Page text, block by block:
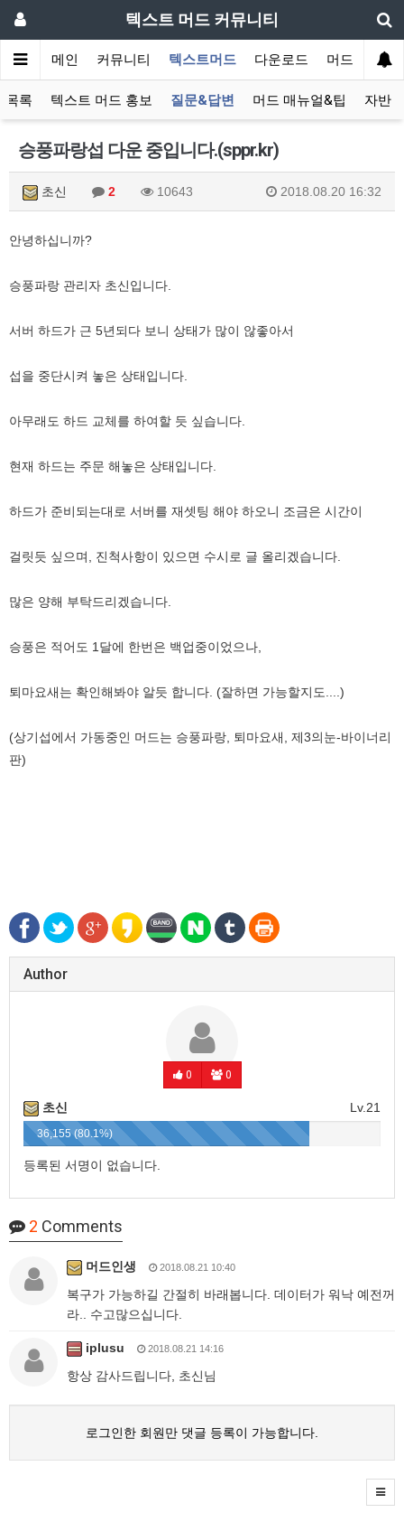
텍스트 머드 커뮤니티
메인 커뮤니티 텍스트머드 다운로드 머드 잡담
목록 텍스트 머드 홍보 질문&답변 머드 매뉴얼&팁 자반
승풍파랑섭 다운 중입니다.(sppr.kr)
초신 2 10643 2018.08.20 16:32
안녕하십니까?
승풍파랑 관리자 초신입니다.
서버 하드가 근 5년되다 보니 상태가 많이 않좋아서
섭을 중단시켜 놓은 상태입니다.
아무래도 하드 교체를 하여할 듯 싶습니다.
현재 하드는 주문 해놓은 상태입니다.
하드가 준비되는대로 서버를 재셋팅 해야 하오니 조금은 시간이
걸릿듯 싶으며, 진척사항이 있으면 수시로 글 올리겠습니다.
많은 양해 부탁드리겠습니다.
승풍은 적어도 1달에 한번은 백업중이었으나,
퇴마요새는 확인해봐야 알듯 합니다. (잘하면 가능할지도....)
(상기섭에서 가동중인 머드는 승풍파랑, 퇴마요새, 제3의눈-바이너리
판)
Author
0 0
Lv.21
초신
36,155 (80.1%)
등록된 서명이 없습니다.
2 Comments
머드인생 2018.08.21 10:40
복구가 가능하길 간절히 바래봅니다. 데이터가 워낙 예전꺼
라.. 수고많으십니다.
iplusu 2018.08.21 14:16
항상 감사드립니다, 초신님
로그인한 회원만 댓글 등록이 가능합니다.